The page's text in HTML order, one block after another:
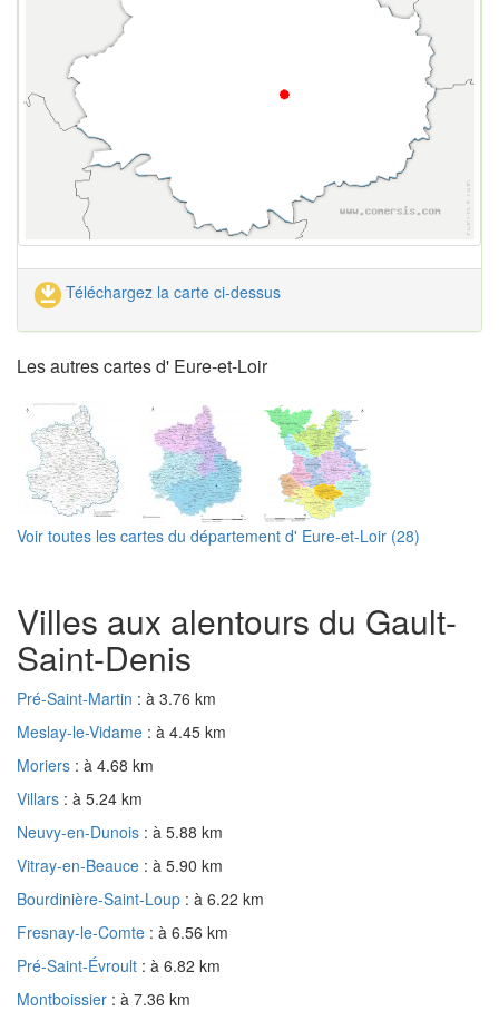
Téléchargez la carte ci-dessus
Les autres cartes d' Eure-et-Loir
Voir toutes les cartes du département d' Eure-et-Loir (28)
Villes aux alentours du Gault-
Saint-Denis
Pré-Saint-Martin : à 3.76 km
Meslay-le-Vidame : à 4.45 km
Moriers : à 4.68 km
Villars : à 5.24 km
Neuvy-en-Dunois : à 5.88 km
Vitray-en-Beauce : à 5.90 km
Bourdinière-Saint-Loup : à 6.22 km
Fresnay-le-Comte : à 6.56 km
Pré-Saint-Évroult : à 6.82 km
Montboissier : à 7.36 km